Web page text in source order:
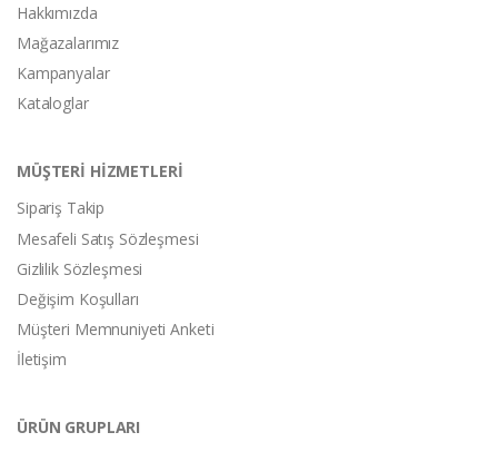
Hakkımızda
Mağazalarımız
Kampanyalar
Kataloglar
MÜŞTERİ HİZMETLERİ
Sipariş Takip
Mesafeli Satış Sözleşmesi
Gizlilik Sözleşmesi
Değişim Koşulları
Müşteri Memnuniyeti Anketi
İletişim
ÜRÜN GRUPLARI